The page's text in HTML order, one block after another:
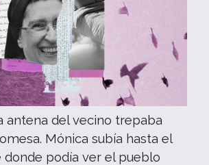
antena del vecino trepaba
Mónica subía hasta el
donde podía ver el pueblo